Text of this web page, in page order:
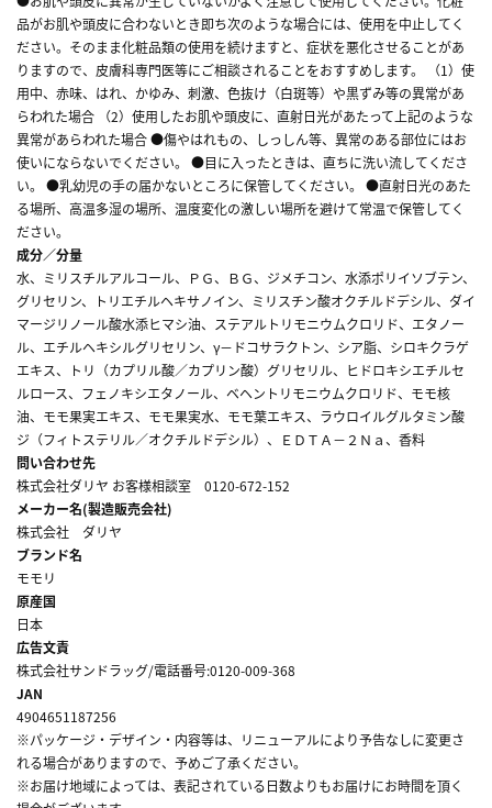
品がお肌や頭皮に合わないとき即ち次のような場合には、使用を中止してく
ださい。そのまま化粧品類の使用を続けますと、症状を悪化させることがあ
りますので、皮膚科専門医等にご相談されることをおすすめします。 （1）使
用中、赤味、はれ、かゆみ、刺激、色抜け（白斑等）や黒ずみ等の異常があ
らわれた場合 （2）使用したお肌や頭皮に、直射日光があたって上記のような
異常があらわれた場合 ●傷やはれもの、しっしん等、異常のある部位にはお
使いにならないでください。 ●目に入ったときは、直ちに洗い流してくださ
い。 ●乳幼児の手の届かないところに保管してください。 ●直射日光のあた
る場所、高温多湿の場所、温度変化の激しい場所を避けて常温で保管してく
ださい。
成分／分量
水、ミリスチルアルコール、ＰＧ、ＢＧ、ジメチコン、水添ポリイソブテン、
グリセリン、トリエチルヘキサノイン、ミリスチン酸オクチルドデシル、ダイ
マージリノール酸水添ヒマシ油、ステアルトリモニウムクロリド、エタノー
ル、エチルヘキシルグリセリン、γ－ドコサラクトン、シア脂、シロキクラゲ
エキス、トリ（カプリル酸／カプリン酸）グリセリル、ヒドロキシエチルセ
ルロース、フェノキシエタノール、ベヘントリモニウムクロリド、モモ核
油、モモ果実エキス、モモ果実水、モモ葉エキス、ラウロイルグルタミン酸
ジ（フィトステリル／オクチルドデシル）、ＥＤＴＡ－２Ｎａ、香料
問い合わせ先
株式会社ダリヤ お客様相談室 0120-672-152
メーカー名(製造販売会社)
株式会社 ダリヤ
ブランド名
モモリ
原産国
日本
広告文責
株式会社サンドラッグ/電話番号:0120-009-368
JAN
4904651187256
※パッケージ・デザイン・内容等は、リニューアルにより予告なしに変更さ
れる場合がありますので、予めご了承ください。
※お届け地域によっては、表記されている日数よりもお届けにお時間を頂く